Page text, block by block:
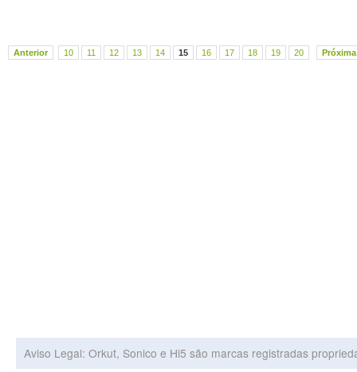
Anterior 10 11 12 13 14 15 16 17 18 19 20 Próxima
Aviso Legal: Orkut, Sonico e Hi5 são marcas registradas